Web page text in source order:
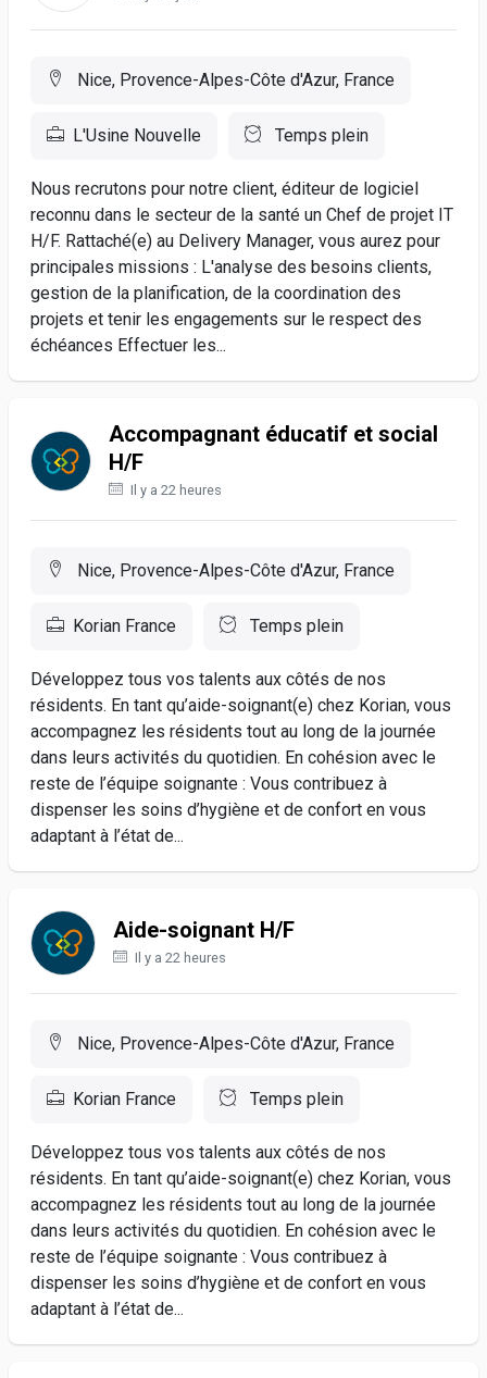
Nice, Provence-Alpes-Côte d'Azur, France
L'Usine Nouvelle Temps plein
Nous recrutons pour notre client, éditeur de logiciel
reconnu dans le secteur de la santé un Chef de projet IT
H/F. Rattaché(e) au Delivery Manager, vous aurez pour
principales missions : L'analyse des besoins clients,
gestion de la planification, de la coordination des
projets et tenir les engagements sur le respect des
échéances Effectuer les...
Accompagnant éducatif et social
H/F
Il y a 22 heures
Nice, Provence-Alpes-Côte d'Azur, France
Korian France Temps plein
Développez tous vos talents aux côtés de nos
résidents. En tant qu’aide-soignant(e) chez Korian, vous
accompagnez les résidents tout au long de la journée
dans leurs activités du quotidien. En cohésion avec le
reste de l’équipe soignante : Vous contribuez à
dispenser les soins d’hygiène et de confort en vous
adaptant à l’état de...
Aide-soignant H/F
Il y a 22 heures
Nice, Provence-Alpes-Côte d'Azur, France
Korian France Temps plein
Développez tous vos talents aux côtés de nos
résidents. En tant qu’aide-soignant(e) chez Korian, vous
accompagnez les résidents tout au long de la journée
dans leurs activités du quotidien. En cohésion avec le
reste de l’équipe soignante : Vous contribuez à
dispenser les soins d’hygiène et de confort en vous
adaptant à l’état de...